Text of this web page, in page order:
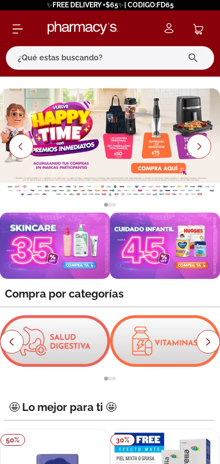
✨FREE DELIVERY +$65✨| CODIGO:FD65
¿Qué estas buscando?
Compra por categorías
🤩 Lo mejor para ti 🤩
50% 30%
1 eucerin
2 protector solar
bioderma
4. pilexil
5. cerave
6 . degraler
7. isdin
8. roche posay
9. megacistin
10.pañales